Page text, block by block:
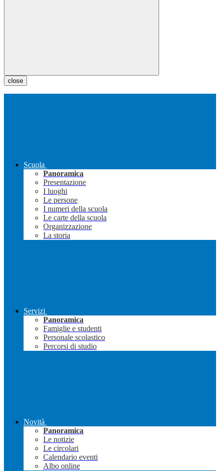
close
Scuola
Panoramica
Presentazione
I luoghi
Le persone
I numeri della scuola
Le carte della scuola
Organizzazione
La storia
Servizi
Panoramica
Famiglie e studenti
Personale scolastico
Percorsi di studio
Novità
Panoramica
Le notizie
Le circolari
Calendario eventi
Albo online